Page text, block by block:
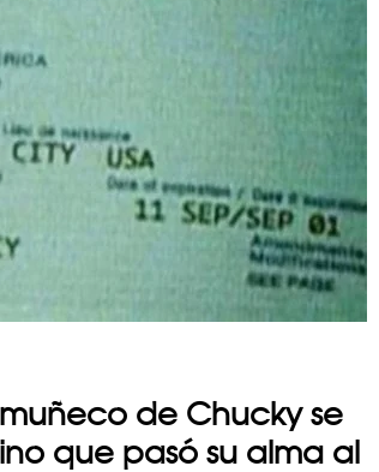
de Chucky se
que pasó su alma al